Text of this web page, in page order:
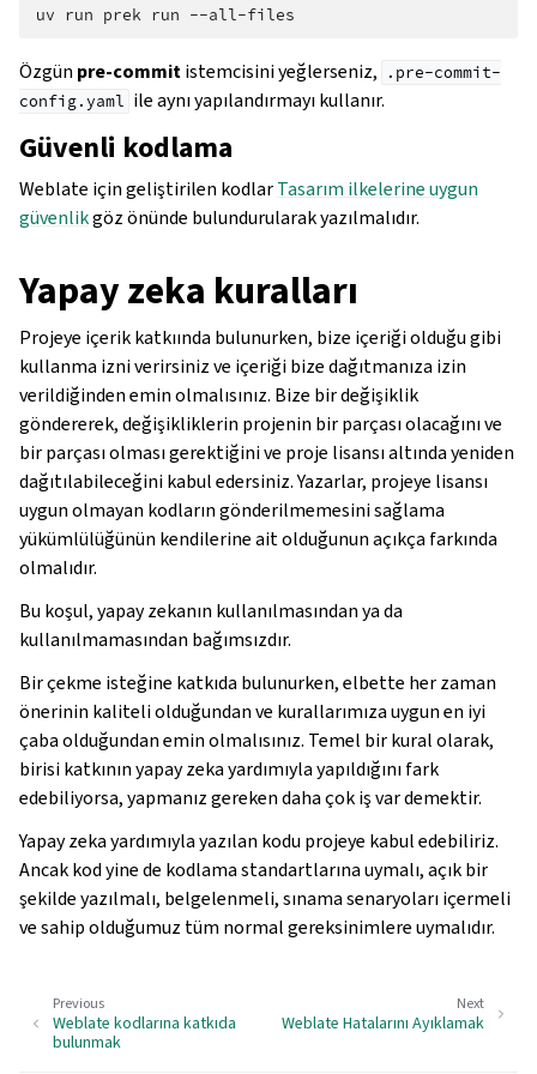
uv run prek run
Özgün pre-commitistemcisini yeğlerseniz,
.pre-commit-
config.yaml ile aynı yapılandırmayı kullanır.
Güvenli kodlama
Weblate için geliştirilen kodlarTasarım ilkelerine uygun
güvenlikgöz önünde bulundurularak yazılmalıdır.
Yapay zeka kuralları
Projeye içerik katkıında bulunurken, bize içeriği olduğu gibi
kullanma izni verirsiniz ve içeriği bize dağıtmanıza izin
verildiğinden emin olmalısınız. Bize bir değişiklik
göndererek, değişikliklerin projenin bir parçası olacağını ve
bir parçası olması gerektiğini ve proje lisansı altında yeniden
dağıtılabileceğini kabul edersiniz. Yazarlar, projeye lisansı
uygun olmayan kodların gönderilmemesini sağlama
yükümlülüğünün kendilerine ait olduğunun açıkça farkında
olmalıdır.
Bu koşul, yapay zekanın kullanılmasından ya da
kullanılmamasından bağımsızdır.
Bir çekme isteğine katkıda bulunurken, elbette her zaman
önerinin kaliteli olduğundan ve kurallarımıza uygun en iyi
çaba olduğundan emin olmalısınız. Temel bir kural olarak,
birisi katkının yapay zeka yardımıyla yapıldığını fark
edebiliyorsa, yapmanız gereken daha çok iş var demektir.
Yapay zeka yardımıyla yazılan kodu projeye kabul edebiliriz.
Ancak kod yine de kodlama standartlarına uymalı, açık bir
şekilde yazılmalı, belgelenmeli, sınama senaryoları içermeli
ve sahip olduğumuz tüm normal gereksinimlere uymalıdır.
Next
Weblate Hatalarını Ayıklamak
Previous
Weblate kodlarına katkıda
bulunmak